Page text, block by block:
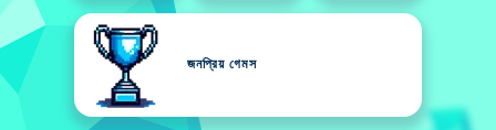
জনপ্রিয় গেমস